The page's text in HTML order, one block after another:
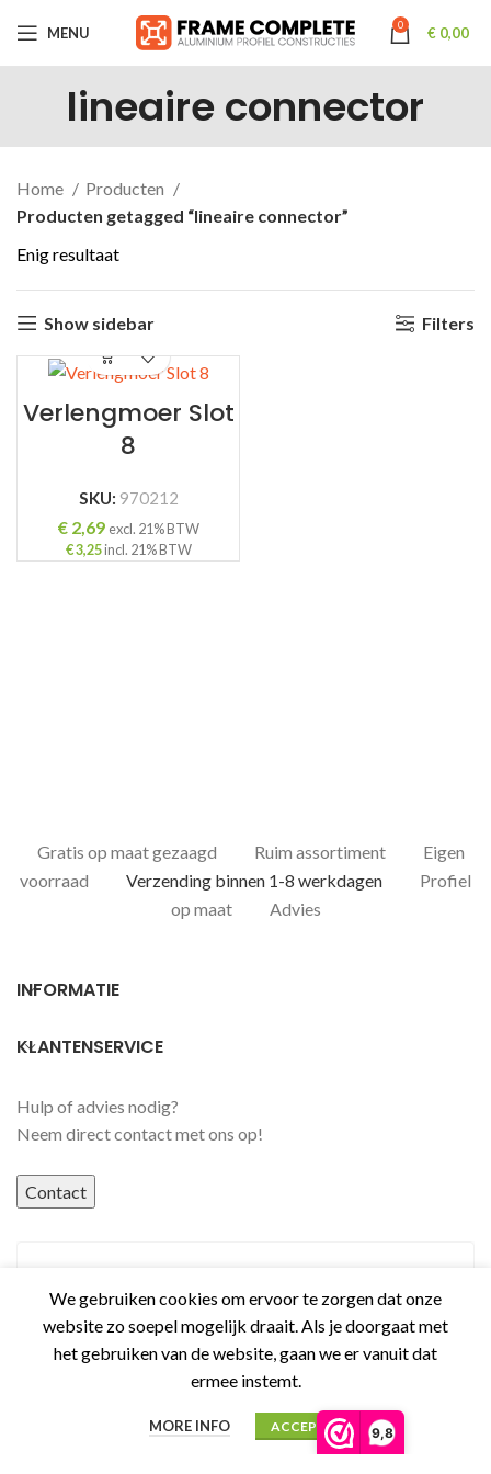
9,8
MENU 0 € 0,00
lineaire connector
Home
Producten
Producten getagged “lineaire connector”
Enig resultaat
Show sidebar Filters
Verlengmoer Slot
8
SKU: 970212
€2,69 excl. 21% BTW
€3,25incl. 21% BTW
Gratis op maat gezaagd Ruim assortiment
Eigen
voorraad
Verzending binnen 1-8 werkdagen
Profiel
op maat
Advies
INFORMATIE
KLANTENSERVICE
Hulp of advies nodig?
Neem direct contact met ons op!
Contact
We gebruiken cookies om ervoor te zorgen dat onze
website zo soepel mogelijk draait. Als je doorgaat met
het gebruiken van de website, gaan we er vanuit dat
ermee instemt.
MORE INFO ACCEPT